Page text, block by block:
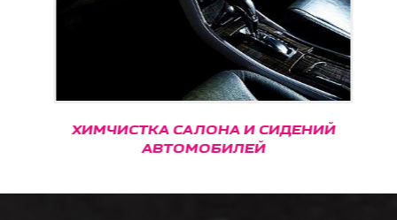
ХИМЧИСТКА САЛОНА И СИДЕНИЙ
АВТОМОБИЛЕЙ